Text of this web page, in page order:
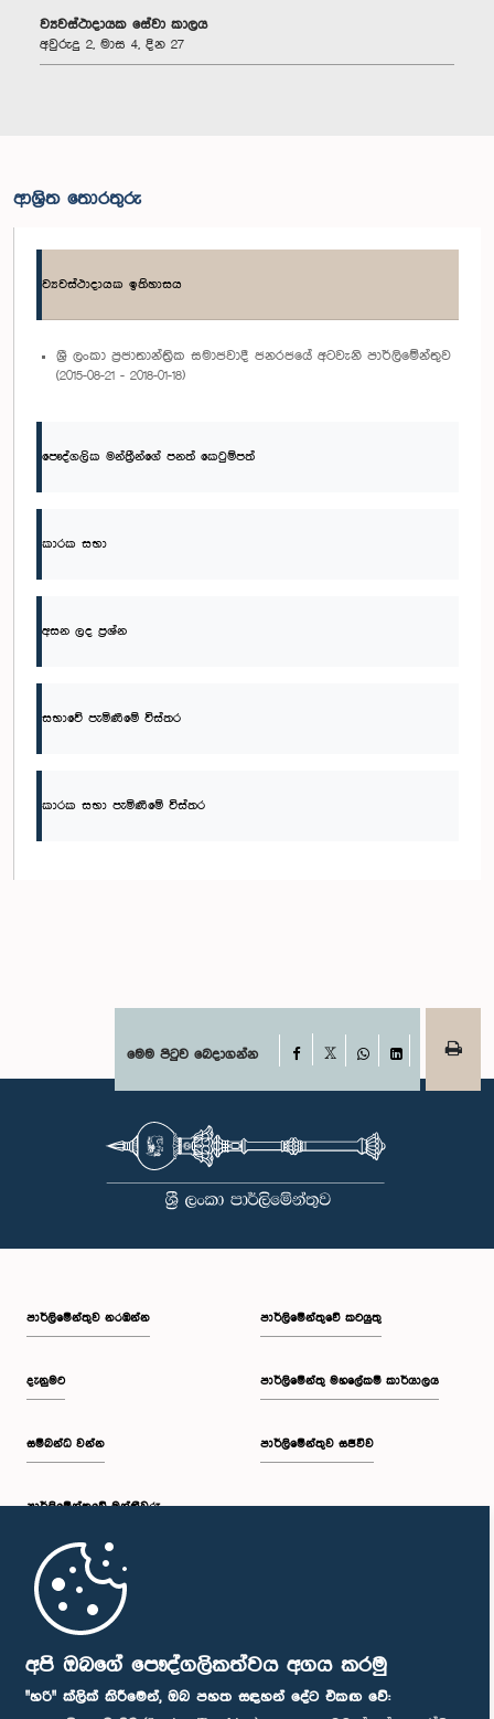
අපි ඔබගේ පෞද්ගලිකත්වය අගය කරමු
"හරි" ක්ලික් කිරීමෙන්, ඔබ පහත සඳහන් දේට එකඟ වේ:
ව්‍යවස්ථාදායක සේවා කාලය
අවුරුදු 2, මාස 4, දින 27
ආශ්‍රිත තොරතුරු
ව්‍යවස්ථාදායක ඉතිහාසය
ශ්‍රී ලංකා ප්‍රජාතාන්ත්‍රික සමාජවාදී ජනරජයේ අටවැනි පාර්ලිමේන්තුව
(2015-08-21 - 2018-01-18)
පෞද්ගලික මන්ත්‍රීන්ගේ පනත් කෙටුම්පත්
කාරක සභා
අසන ලද ප්‍රශ්න
සභාවේ පැමිණීමේ විස්තර
කාරක සභා පැමිණීමේ විස්තර
මෙම පිටුව බෙදාගන්න Facebook
පාර්ලි‌මේන්තුව නරඹන්න
දැනුමට
සම්බන්ධ වන්න
පාර්ලි‌මේන්තුවේ මන්ත්‍රීවරු
මුල් පිටුව
පාර්ලිමේන්තුවේ කටයුතු
පාර්ලිමේන්තු මහලේකම් කාර්යාලය
පාර්ලිමේන්තුව සජීවීව
පාර්ලිමේන්තු ජංගම යෙදුම